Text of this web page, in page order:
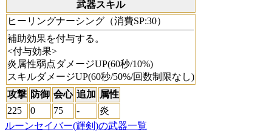
武器スキル
ヒーリングナーシング（消費SP:30）
補助効果を付与する。
<付与効果>
炎属性弱点ダメージUP(60秒/10%)
スキルダメージUP(60秒/50%/回数制限なし)
攻撃 防御 会心 追加 属性
225
0 75 -
炎
ルーンセイバー(輝剣)の武器一覧